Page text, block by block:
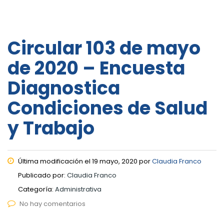
Circular 103 de mayo
de 2020 – Encuesta
Diagnostica
Condiciones de Salud
y Trabajo
Última modificación el 19 mayo, 2020 porClaudia Franco
Publicado por: Claudia Franco
Categoría: Administrativa
No hay comentarios